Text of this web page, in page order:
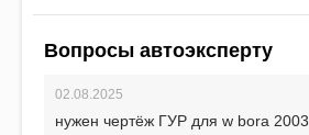
Вопросы автоэксперту
02.08.2025
нужен чертёж ГУР для w bora 2003